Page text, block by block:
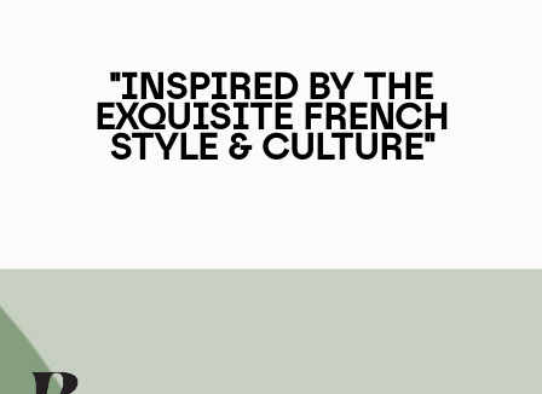
"INSPIRED BY THE
EXQUISITE FRENCH
STYLE & CULTURE"